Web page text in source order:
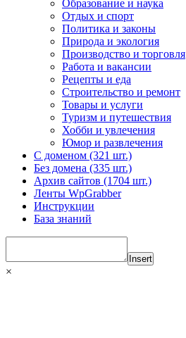
Образование и наука
Отдых и спорт
Политика и законы
Природа и экология
Производство и торговля
Работа и вакансии
Рецепты и еда
Строительство и ремонт
Товары и услуги
Туризм и путешествия
Хобби и увлечения
Юмор и развлечения
С доменом (321 шт.)
Без домена (335 шт.)
Архив сайтов (1704 шт.)
Ленты WpGrabber
Инструкции
База знаний
Insert
×